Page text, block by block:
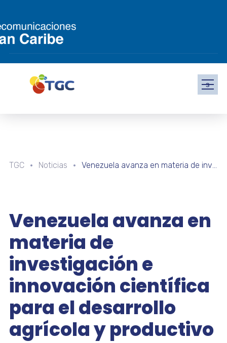
s
TGC Noticias Venezuela avanza en materia de investigación e innovación científica para el desarrollo agrícola y productivo
Venezuela avanza en
materia de
investigación e
innovación científica
para el desarrollo
agrícola y productivo